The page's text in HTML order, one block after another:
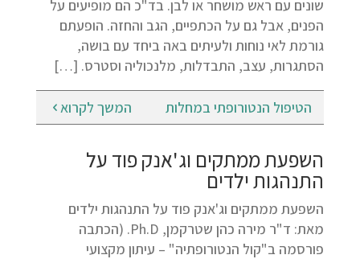
שונים עם ראש מושחר או לבן. בד"כ הם מופיעים על
הפנים, אבל גם על הכתפיים, הגב והחזה. הופעתם
גורמת לאי נוחות ולעיתים באה ביחד עם בושה,
הסתגרות, עצב, התבדלות, מלנכוליה וסטרס. […]
הטיפול הנטורופתי במחלות המשך לקרוא
השפעת ממתקים וג'אנק פוד על
התנהגות ילדים
השפעת ממתקים וג'אנק פוד על התנהגות ילדים
מאת: ד"ר מירה כהן שטרקמן, Ph.D. (הכתבה
פורסמה ב"קול הנטורופתיה" – עיתון מקצועי